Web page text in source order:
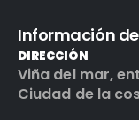
Información
DIRECCIÓN
Viña del mar,
Ciudad de la